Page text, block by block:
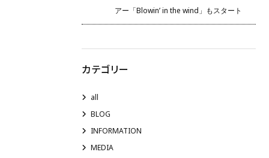
アー「Blowin’ in the wind」もスタート
カテゴリー
all
BLOG
INFORMATION
MEDIA